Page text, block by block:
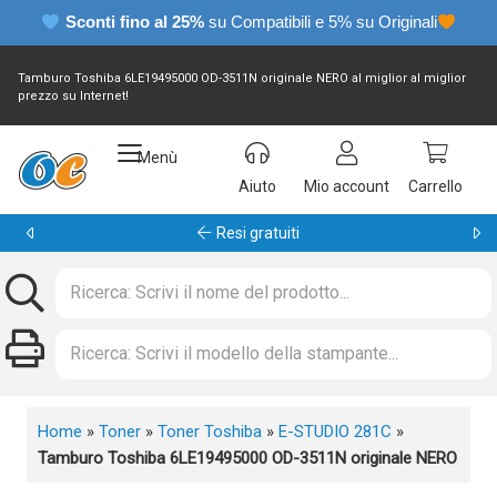
Sconti fino al 25% su Compatibili e 5% su Originali
Tamburo Toshiba 6LE19495000 OD-3511N originale NERO al miglior al miglior
prezzo su Internet!
Menù
Aiuto
Mio account Carrello
Garanzia 24 mesi
Home » Toner » Toner Toshiba » E-STUDIO 281C »
Tamburo Toshiba 6LE19495000 OD-3511N originale NERO